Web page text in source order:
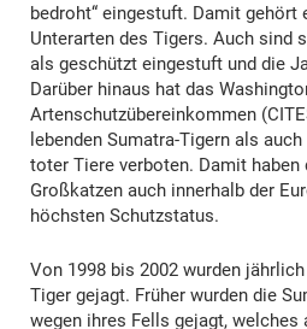
bedroht“ eingestuft. Damit gehört
Unterarten des Tigers. Auch sind
als geschützt eingestuft und die
Darüber hinaus hat das
Artenschutzübereinkommen
lebenden Sumatra-Tigern als
toter Tiere verboten. Damit
Großkatzen auch innerhalb der
höchsten Schutzstatus.
Von 1998 bis 2002 wurden
Tiger gejagt. Früher wurden die
wegen ihres Fells gejagt, welches